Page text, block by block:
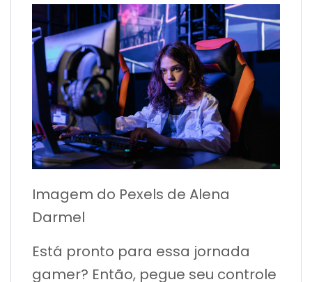
Imagem do Pexels de Alena
Darmel
Está pronto para essa jornada
gamer? Então, pegue seu controle